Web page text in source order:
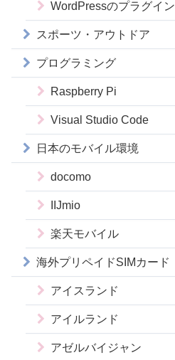
WordPressのプラグイン
スポーツ・アウトドア
プログラミング
Raspberry Pi
Visual Studio Code
日本のモバイル環境
docomo
IIJmio
楽天モバイル
海外プリペイドSIMカード
アイスランド
アイルランド
アゼルバイジャン